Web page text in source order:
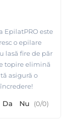
EpilatPRO este
o epilare
lasă fire de păr
topire elimină
asigură o
Da Nu (0/0)